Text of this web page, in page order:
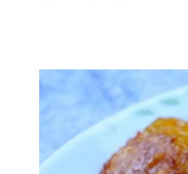
|
SUDAMERICA